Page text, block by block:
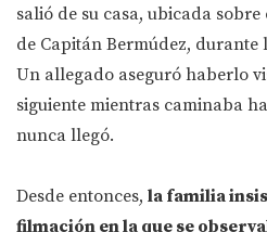
salió de su casa, ubicada
de Capitán Bermúdez, durante
Un allegado aseguró haberlo
siguiente mientras caminaba
nunca llegó.
Desde entonces, la familia
filmación en la que se